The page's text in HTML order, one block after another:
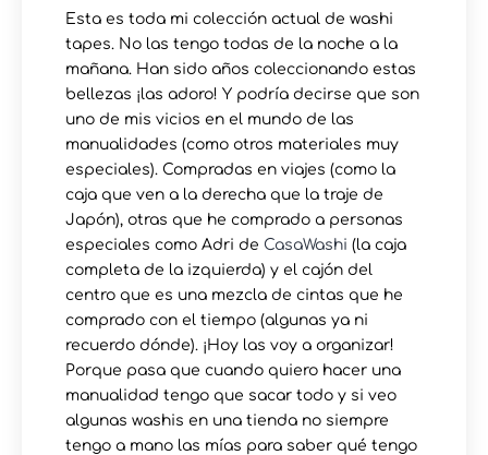
Esta es toda mi colección actual de washi
tapes. No las tengo todas de la noche a la
mañana. Han sido años coleccionando estas
bellezas ¡las adoro! Y podría decirse que son
uno de mis vicios en el mundo de las
manualidades (como otros materiales muy
especiales). Compradas en viajes (como la
caja que ven a la derecha que la traje de
Japón), otras que he comprado a personas
especiales como Adri de CasaWashi (la caja
completa de la izquierda) y el cajón del
centro que es una mezcla de cintas que he
comprado con el tiempo (algunas ya ni
recuerdo dónde). ¡Hoy las voy a organizar!
Porque pasa que cuando quiero hacer una
manualidad tengo que sacar todo y si veo
algunas washis en una tienda no siempre
tengo a mano las mías para saber qué tengo